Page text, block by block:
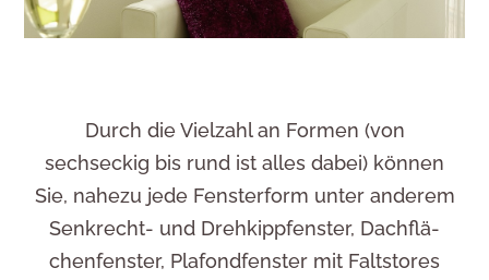
Durch die Viel­zahl an Formen (von
sechseckig bis rund ist alles dabei) können
Sie, nahezu jede Fens­ter­form unter anderem
Senk­recht- und Dreh­kipp­fenster, Dach­flä­
chen­fenster, Plafond­fenster mit Faltstores